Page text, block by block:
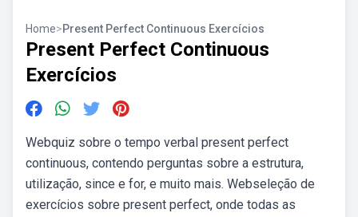
Home>Present Perfect Continuous Exercícios
Present Perfect Continuous
Exercícios
Webquiz sobre o tempo verbal present perfect
continuous, contendo perguntas sobre a estrutura,
utilização, since e for, e muito mais. Webseleção de
exercícios sobre present perfect, onde todas as